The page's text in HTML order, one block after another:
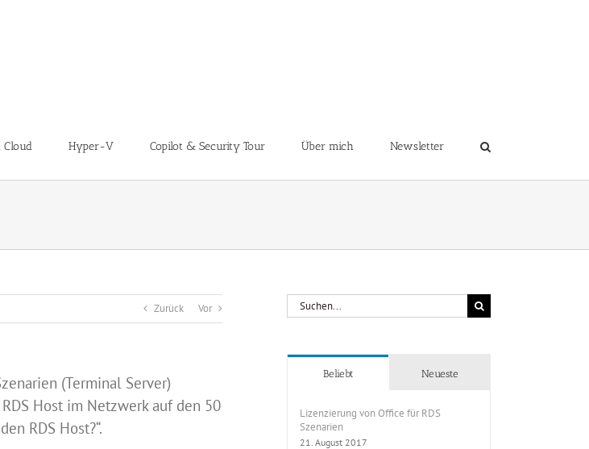
Cloud Hyper-V Copilot & Security Tour Über mich Newsletter
Zurück Vor
(Terminal Server)
Host im Netzwerk auf den 50
RDS Host?“.
Suche
nach:
Beliebt Neueste
Lizenzierung von Office für RDS
Szenarien
21. August 2017